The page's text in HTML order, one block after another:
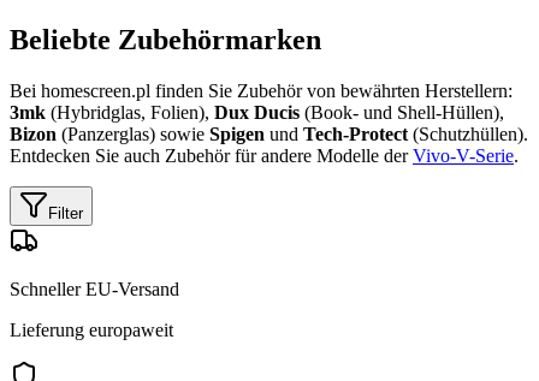
Beliebte Zubehörmarken
Bei homescreen.pl finden Sie Zubehör von bewährten Herstellern:
3mk (Hybridglas, Folien), Dux Ducis (Book- und Shell-Hüllen),
Bizon (Panzerglas) sowie Spigen und Tech-Protect (Schutzhüllen).
Entdecken Sie auch Zubehör für andere Modelle derVivo-V-Serie.
Filter
Schneller EU-Versand
Lieferung europaweit